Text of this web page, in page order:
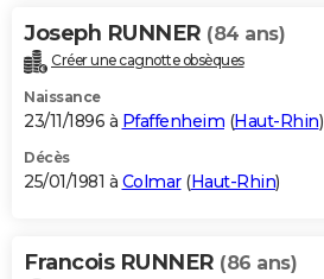
Joseph RUNNER (84 ans)
Créer une cagnotte obsèques
Naissance
23/11/1896 à Pfaffenheim (Haut-Rhin)
Décès
25/01/1981 à Colmar(Haut-Rhin)
Francois RUNNER (86 ans)